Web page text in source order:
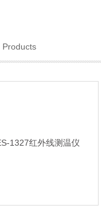
Products